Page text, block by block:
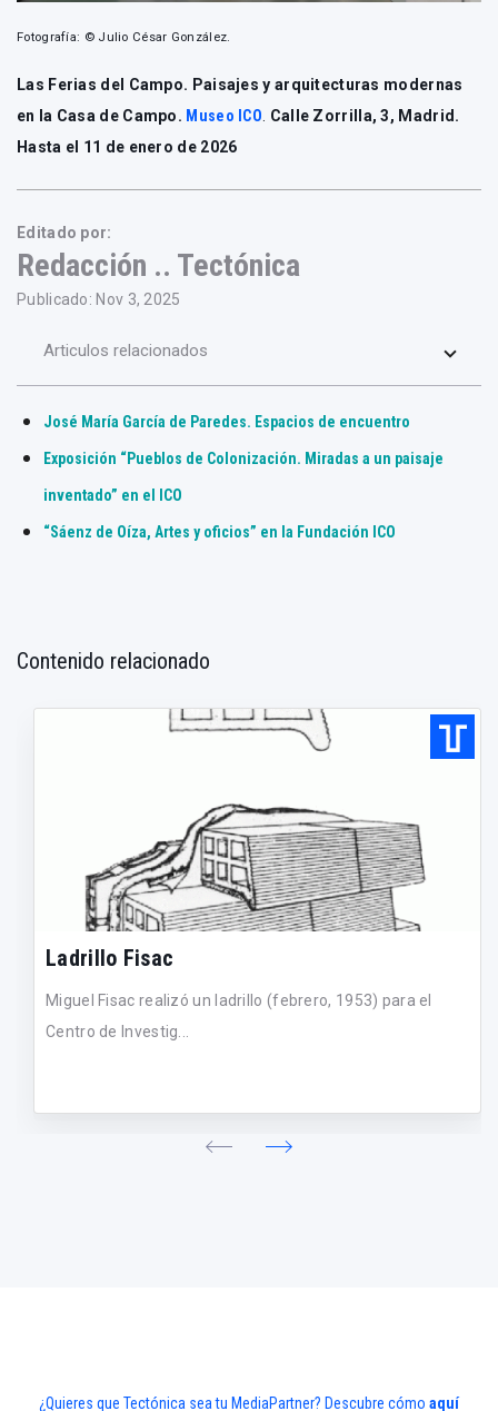
Fotografía: © Julio César González.
Las Ferias del Campo. Paisajes y arquitecturas modernas
en la Casa de Campo. Museo ICO. Calle Zorrilla, 3, Madrid.
Hasta el 11 de enero de 2026
Editado por:
Redacción .. Tectónica
Publicado: Nov 3, 2025
Articulos relacionados
José María García de Paredes. Espacios de encuentro
Exposición “Pueblos de Colonización. Miradas a un paisaje
inventado” en el ICO
“Sáenz de Oíza, Artes y oficios” en la Fundación ICO
Contenido relacionado
Ladrillo Fisac
Miguel Fisac realizó un ladrillo (febrero, 1953) para el
Centro de Investig...
¿Quieres que Tectónica sea tu MediaPartner? Descubre cómo aquí